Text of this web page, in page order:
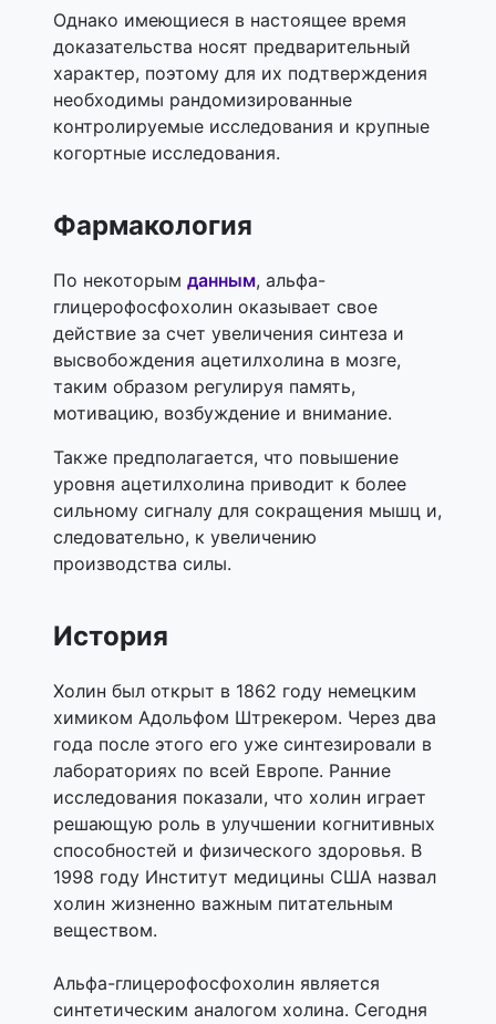
Однако имеющиеся в настоящее время
доказательства носят предварительный
характер, поэтому для их подтверждения
необходимы рандомизированные
контролируемые исследования и крупные
когортные исследования.
Фармакология
По некоторым данным, альфа-
глицерофосфохолин оказывает свое
действие за счет увеличения синтеза и
высвобождения ацетилхолина в мозге,
таким образом регулируя память,
мотивацию, возбуждение и внимание.
Также предполагается, что повышение
уровня ацетилхолина приводит к более
сильному сигналу для сокращения мышц и,
следовательно, к увеличению
производства силы.
История
Холин был открыт в 1862 году немецким
химиком Адольфом Штрекером. Через два
года после этого его уже синтезировали в
лабораториях по всей Европе. Ранние
исследования показали, что холин играет
решающую роль в улучшении когнитивных
способностей и физического здоровья. В
1998 году Институт медицины США назвал
холин жизненно важным питательным
веществом.
Альфа-глицерофосфохолин является
синтетическим аналогом холина. Сегодня